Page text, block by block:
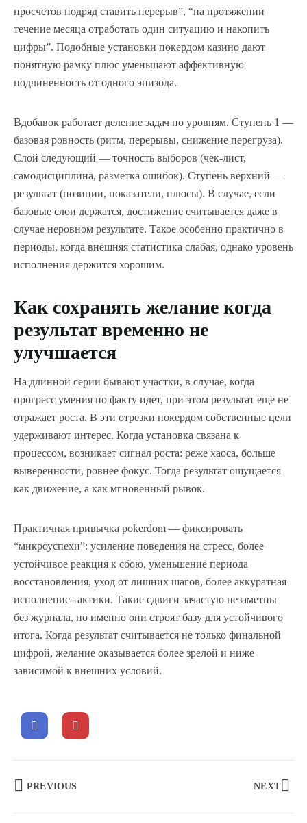
просчетов подряд ставить перерыв”, “на протяжении
течение месяца отработать один ситуацию и накопить
цифры”. Подобные установки покердом казино дают
понятную рамку плюс уменьшают аффективную
подчиненность от одного эпизода.
Вдобавок работает деление задач по уровням. Ступень 1 —
базовая ровность (ритм, перерывы, снижение перегруза).
Слой следующий — точность выборов (чек-лист,
самодисциплина, разметка ошибок). Ступень верхний —
результат (позиции, показатели, плюсы). В случае, если
базовые слои держатся, достижение считывается даже в
случае неровном результате. Такое особенно практично в
периоды, когда внешняя статистика слабая, однако уровень
исполнения держится хорошим.
Как сохранять желание когда
результат временно не
улучшается
На длинной серии бывают участки, в случае, когда
прогресс умения по факту идет, при этом результат еще не
отражает роста. В эти отрезки покердом собственные цели
удерживают интерес. Когда установка связана к
процессом, возникает сигнал роста: реже хаоса, больше
выверенности, ровнее фокус. Тогда результат ощущается
как движение, а как мгновенный рывок.
Практичная привычка pokerdom — фиксировать
“микроуспехи”: усиление поведения на стресс, более
устойчивое реакция к сбою, уменьшение периода
восстановления, уход от лишних шагов, более аккуратная
исполнение тактики. Такие сдвиги зачастую незаметны
без журнала, но именно они строят базу для устойчивого
итога. Когда результат считывается не только финальной
цифрой, желание оказывается более зрелой и ниже
зависимой к внешних условий.
PREVIOUS NEXT